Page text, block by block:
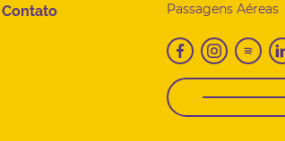
Contato
Passagens Aéreas